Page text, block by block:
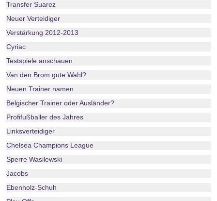
Transfer Suarez
Neuer Verteidiger
Verstärkung 2012-2013
Cyriac
Testspiele anschauen
Van den Brom gute Wahl?
Neuen Trainer namen
Belgischer Trainer oder Ausländer?
Profifußballer des Jahres
Linksverteidiger
Chelsea Champions League
Sperre Wasilewski
Jacobs
Ebenholz-Schuh